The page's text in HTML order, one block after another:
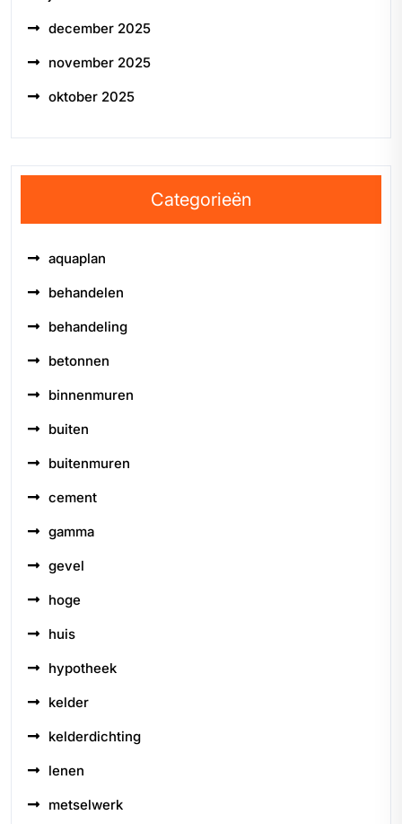
december 2025
november 2025
oktober 2025
Categorieën
aquaplan
behandelen
behandeling
betonnen
binnenmuren
buiten
buitenmuren
cement
gamma
gevel
hoge
huis
hypotheek
kelder
kelderdichting
lenen
metselwerk